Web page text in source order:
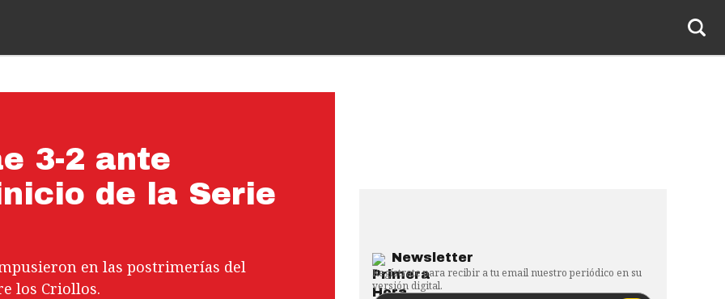
3-2 ante
de la Serie
en las postrimerías del
los Criollos.
Newsletter
Regístrate para recibir a tu email nuestro periódico en su
versión digital.